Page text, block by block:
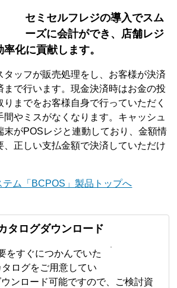
セミセルフレジの導入でスム
ーズに会計ができ、店舗レジ
化に貢献します。
タッフが販売処理をし、お客様が決済
まで行います。現金決済時はお金の投
りまでをお客様自身で行っていただく
やミスがなくなります。キャッシュ
末がPOSレジと連動しており、金額情
、正しい支払金額で決済していただけ
ム「BCPOS」製品トップへ
タログダウンロード
をすぐにつかんでいた
ログをご用意してい
ンロード可能ですので、ご検討資